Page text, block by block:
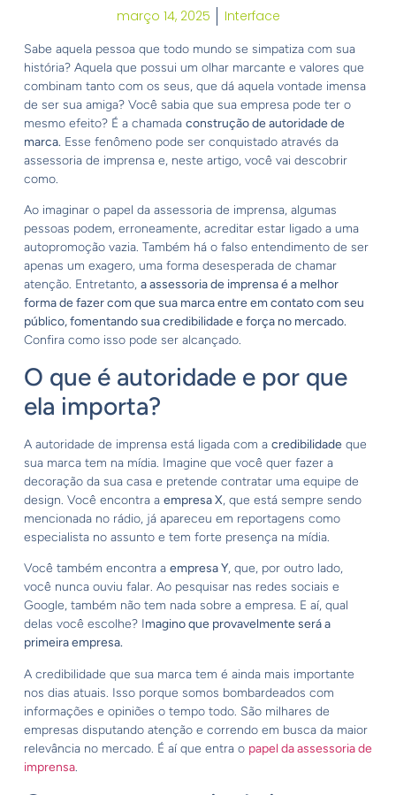
março 14, 2025 Interface
Sabe aquela pessoa que todo mundo se simpatiza com sua
história? Aquela que possui um olhar marcante e valores que
combinam tanto com os seus, que dá aquela vontade imensa
de ser sua amiga? Você sabia que sua empresa pode ter o
mesmo efeito? É a chamada construção de autoridade de
marca.Esse fenômeno pode ser conquistado através da
assessoria de imprensa e, neste artigo, você vai descobrir
como.
Ao imaginar o papel da assessoria de imprensa, algumas
pessoas podem, erroneamente, acreditar estar ligado a uma
autopromoção vazia. Também há o falso entendimento de ser
apenas um exagero, uma forma desesperada de chamar
atenção. Entretanto, a assessoria de imprensa é a melhor
forma de fazer com que sua marca entre em contato com seu
público, fomentando sua credibilidade e força no mercado.
Confira como isso pode ser alcançado.
O que é autoridade e por que
ela importa?
A autoridade de imprensa está ligada com a credibilidadeque
sua marca tem na mídia. Imagine que você quer fazer a
decoração da sua casa e pretende contratar uma equipe de
design. Você encontra a empresa X, que está sempre sendo
mencionada no rádio, já apareceu em reportagens como
especialista no assunto e tem forte presença na mídia.
Você também encontra a empresa Y, que, por outro lado,
você nunca ouviu falar. Ao pesquisar nas redes sociais e
Google, também não tem nada sobre a empresa. E aí, qual
delas você escolhe? Imagino que provavelmente será a
primeira empresa.
A credibilidade que sua marca tem é ainda mais importante
nos dias atuais. Isso porque somos bombardeados com
informações e opiniões o tempo todo. São milhares de
empresas disputando atenção e correndo em busca da maior
relevância no mercado. É aí que entra o papel da assessoria de
imprensa.